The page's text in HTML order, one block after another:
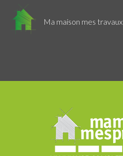
Ma maison mes travaux